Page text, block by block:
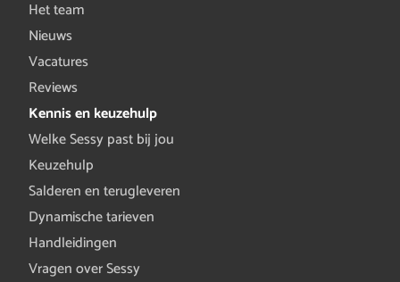
Het team
Nieuws
Vacatures
Reviews
Kennis en keuzehulp
Welke Sessy past bij jou
Keuzehulp
Salderen en terugleveren
Dynamische tarieven
Handleidingen
Vragen over Sessy